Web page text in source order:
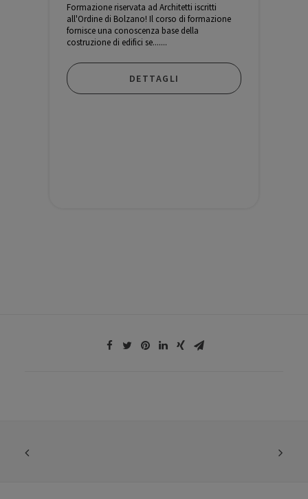
Formazione riservata ad Architetti iscritti
all'Ordine di Bolzano! Il corso di formazione
fornisce una conoscenza base della
costruzione di edifici se.......
DETTAGLI